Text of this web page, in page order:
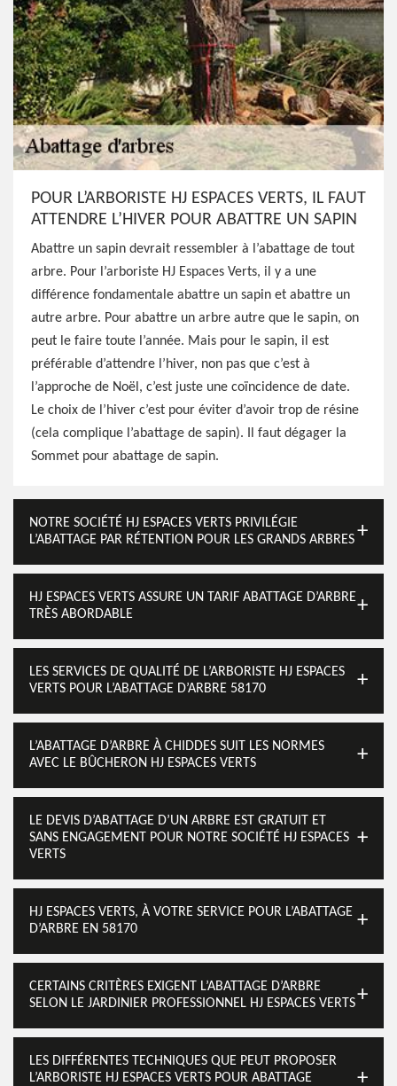
POUR L’ARBORISTE HJ ESPACES VERTS, IL FAUT
ATTENDRE L’HIVER POUR ABATTRE UN SAPIN
Abattre un sapin devrait ressembler à l’abattage de tout
arbre. Pour l’arboriste HJ Espaces Verts, il y a une
différence fondamentale abattre un sapin et abattre un
autre arbre. Pour abattre un arbre autre que le sapin, on
peut le faire toute l’année. Mais pour le sapin, il est
préférable d’attendre l’hiver, non pas que c’est à
l’approche de Noël, c’est juste une coïncidence de date.
Le choix de l’hiver c’est pour éviter d’avoir trop de résine
(cela complique l’abattage de sapin). Il faut dégager la
Sommet pour abattage de sapin.
NOTRE SOCIÉTÉ HJ ESPACES VERTS PRIVILÉGIE
L’ABATTAGE PAR RÉTENTION POUR LES GRANDS ARBRES
HJ ESPACES VERTS ASSURE UN TARIF ABATTAGE D’ARBRE
TRÈS ABORDABLE
LES SERVICES DE QUALITÉ DE L’ARBORISTE HJ ESPACES
VERTS POUR L’ABATTAGE D’ARBRE 58170
L’ABATTAGE D’ARBRE À CHIDDES SUIT LES NORMES
AVEC LE BÛCHERON HJ ESPACES VERTS
LE DEVIS D’ABATTAGE D’UN ARBRE EST GRATUIT ET
SANS ENGAGEMENT POUR NOTRE SOCIÉTÉ HJ ESPACES
VERTS
HJ ESPACES VERTS, À VOTRE SERVICE POUR L’ABATTAGE
D’ARBRE EN 58170
CERTAINS CRITÈRES EXIGENT L’ABATTAGE D’ARBRE
SELON LE JARDINIER PROFESSIONNEL HJ ESPACES VERTS
LES DIFFÉRENTES TECHNIQUES QUE PEUT PROPOSER
L’ARBORISTE HJ ESPACES VERTS POUR ABATTAGE